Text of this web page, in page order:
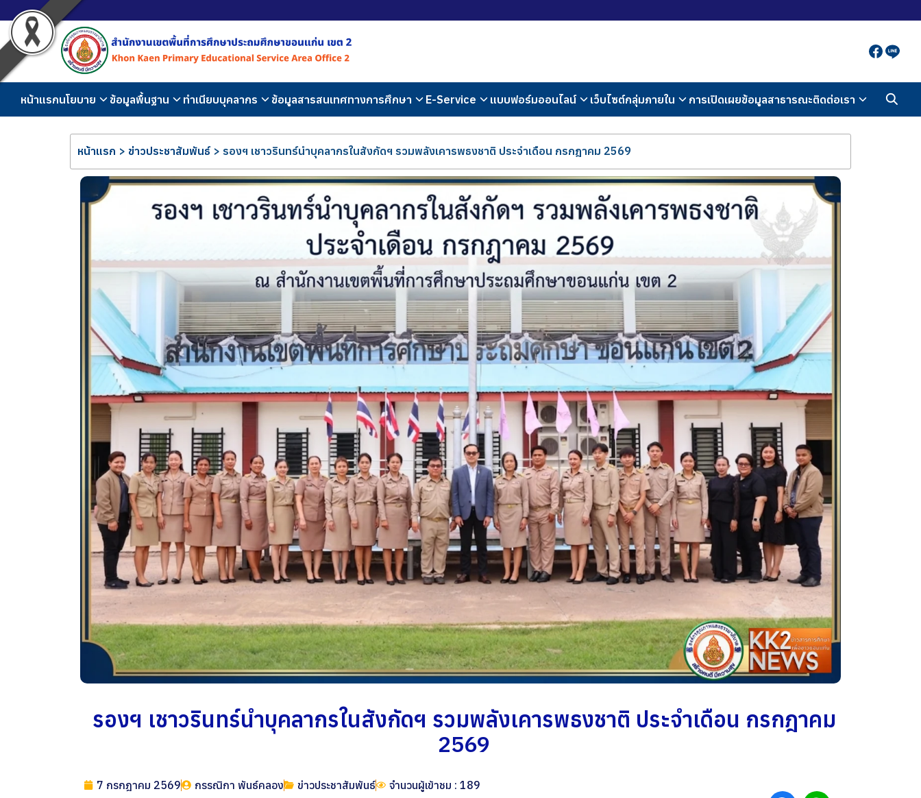
หน้าแรกนโยบาย ข้อมูลพื้นฐาน ทำเนียบบุคลากร ข้อมูลสารสนเทศทางการศึกษา E-Service แบบฟอร์มออนไลน์ เว็บไซต์กลุ่มภายใน การเปิดเผยข้อมูลสาธารณะติดต่อเรา
หน้าแรก > ข่าวประชาสัมพันธ์> รองฯ เชาวรินทร์นำบุคลากรในสังกัดฯ รวมพลังเคารพธงชาติ ประจำเดือน กรกฎาคม 2569
รองฯ เชาวรินทร์นำบุคลากรในสังกัดฯ รวมพลังเคารพธงชาติ ประจำเดือน กรกฎาคม
2569
7 กรกฎาคม 2569 กรรณิกา พันธ์คลอง ข่าวประชาสัมพันธ์ จำนวนผู้เข้าชม : 189